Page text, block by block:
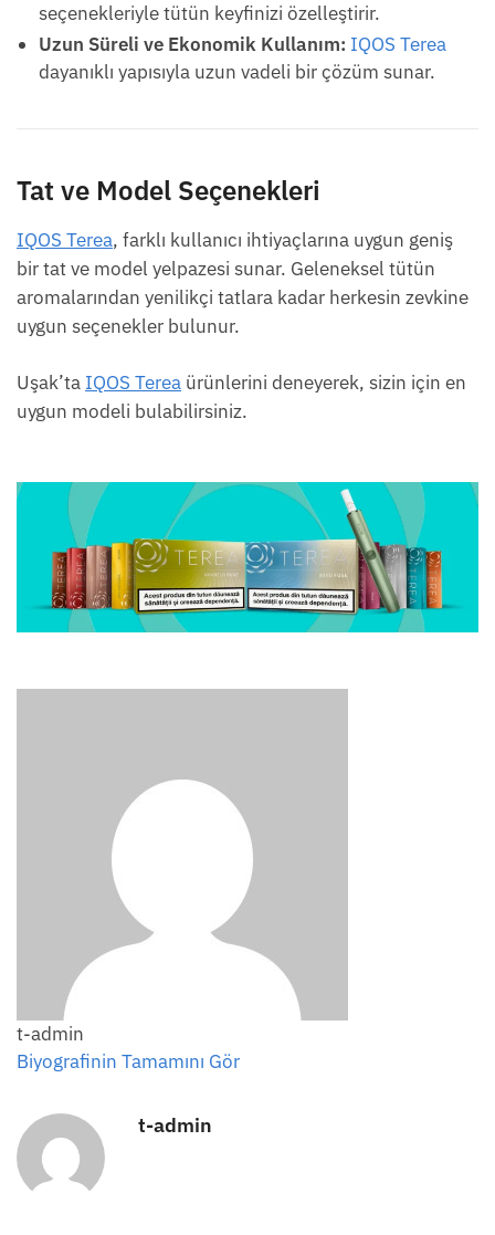
seçenekleriyle tütün keyfinizi özelleştirir.
Uzun Süreli ve Ekonomik Kullanım: IQOS Terea
dayanıklı yapısıyla uzun vadeli bir çözüm sunar.
Tat ve Model Seçenekleri
IQOS Terea, farklı kullanıcı ihtiyaçlarına uygun geniş
bir tat ve model yelpazesi sunar. Geleneksel tütün
aromalarından yenilikçi tatlara kadar herkesin zevkine
uygun seçenekler bulunur.
Uşak’ta IQOS Terea ürünlerini deneyerek, sizin için en
uygun modeli bulabilirsiniz.
t-admin
Biyografinin Tamamını Gör
t-admin